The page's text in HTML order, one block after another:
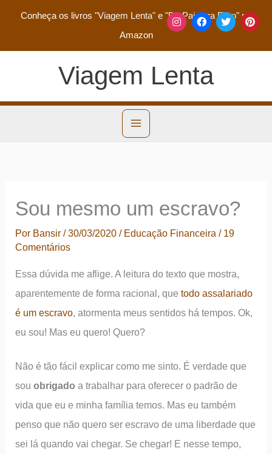
Conheça os livros "Viagem Lenta" e "De Pai para Filho"na
Amazon
Viagem Lenta
Sou mesmo um escravo?
Por Bansir/30/03/2020/ Educação Financeira / 19
Comentários
Essa dúvida me aflige. A leitura do texto que mostra,
aparentemente de forma racional, quetodo assalariado
é um escravo, atormenta meus sentidos há tempos. Ok,
eu sou! Mas eu quero! Quero?
Não é tão fácil explicar como me sinto. É verdade que
souobrigadoa trabalhar para oferecer o padrão de
vida que eu e minha família temos. Mas eu também
penso que não quero ser escravo de uma liberdade que
sei lá quando vai chegar. Se chegar! E nesse tempo,